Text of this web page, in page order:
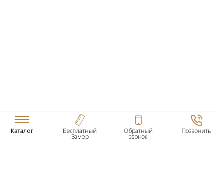
Каталог Бесплатный
Замер
Обратный
звонок
Позвонить